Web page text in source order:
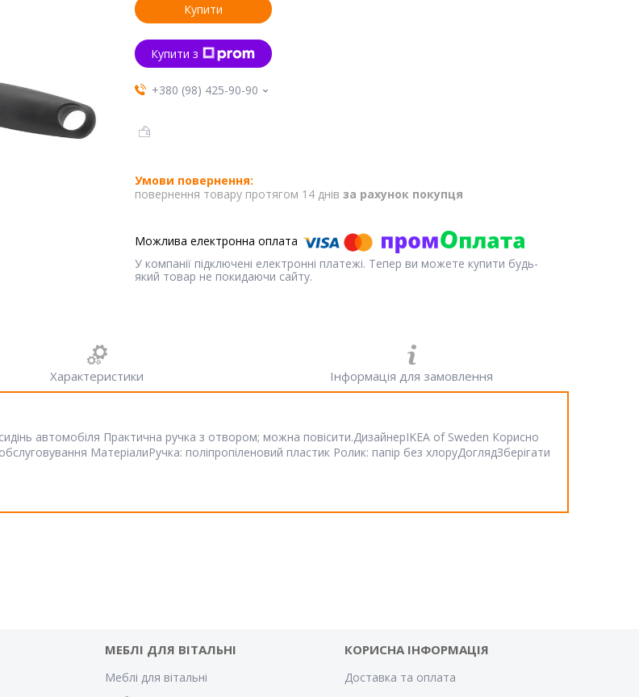
Купити
Купити з
+380 (98) 425-90-90
повернення товару протягом 14 днів за рахунок покупця
У компанії підключені електронні платежі. Тепер ви можете купити будь-
який товар не покидаючи сайту.
Характеристики Інформація для замовлення
автомобіля Практична ручка з отвором; можна повісити.ДизайнерIKEA of Sweden Корисно
МатеріалиРучка: поліпропіленовий пластик Ролик: папір без хлоруДоглядЗберігати
МЕБЛІ ДЛЯ ВІТАЛЬНІ
Меблі для вітальні
КОРИСНА ІНФОРМАЦІЯ
Доставка та оплата